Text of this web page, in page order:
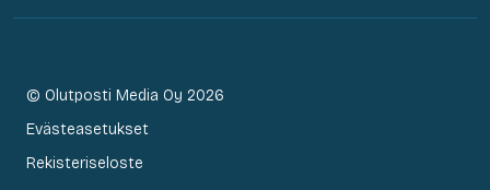
© Olutposti Media Oy 2026
Evästeasetukset
Rekisteriseloste